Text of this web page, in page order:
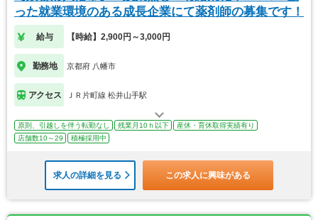
った就業環境のある成長企業にて薬剤師の募集です！
給与 【時給】2,900円～3,000円
勤務地 京都府 八幡市
アクセス ＪＲ片町線 松井山手駅
原則、引越しを伴う転勤なし 残業月10ｈ以下
産休・育休取得実績有り
店舗数10～29
積極採用中
求人の詳細を見る この求人に興味がある